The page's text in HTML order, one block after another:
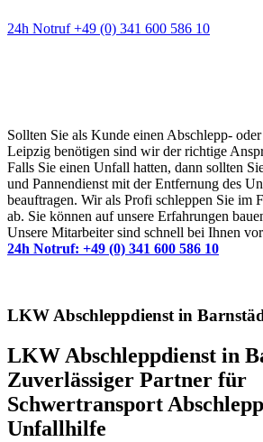
24h Notruf +49 (0) 341 600 586 10
Sollten Sie als Kunde einen Abschlepp-
Leipzig benötigen sind wir der richtige
Falls Sie einen Unfall hatten, dann sollten
und Pannendienst mit der Entfernung des
beauftragen. Wir als Profi schleppen Sie im
ab. Sie können auf unsere Erfahrungen
Unsere Mitarbeiter sind schnell bei Ihnen
24h Notruf: +49 (0) 341 600 586 10
LKW Abschleppdienst in
LKW Abschleppdienst in
Zuverlässiger Partner für
Schwertransport
Unfallhilfe